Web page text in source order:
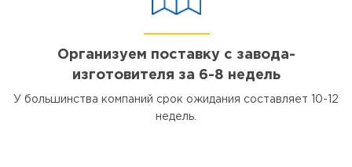
Организуем поставку с завода-
изготовителя за 6-8 недель
У большинства компаний срок ожидания составляет 10-12
недель.